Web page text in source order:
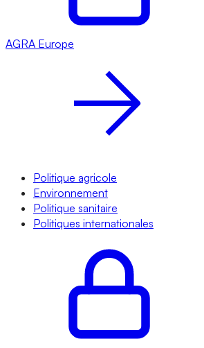
AGRA Europe
Politique agricole
Environnement
Politique sanitaire
Politiques internationales